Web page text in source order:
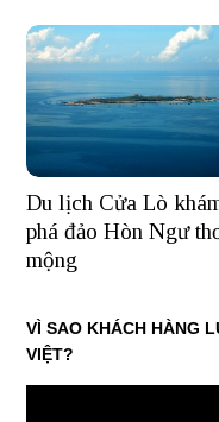
Du lịch Cửa Lò
phá đảo Hòn Ngư
mộng
VÌ SAO KHÁCH HÀNG
VIỆT?